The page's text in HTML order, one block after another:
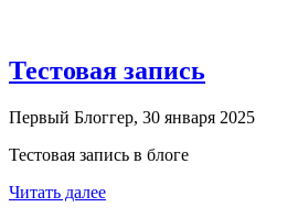
Тестовая запись
Первый Блоггер, 30 января 2025
Тестовая запись в блоге
Читать далее